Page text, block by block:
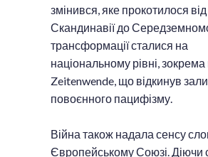
змінився, яке прокотилося від
Скандинавії до
трансформації сталися на
національному рівні,
Zeitenwende, що відкинув
повоєнного пацифізму.
Війна також надала сенсу
Європейському Союзі. Діючи